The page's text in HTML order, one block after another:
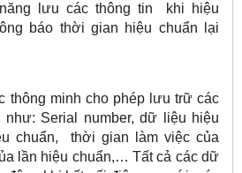
lưu các thông tin khi hiệu
báo thời gian hiệu chuẩn lại
thông minh cho phép lưu trữ các
như: Serial number, dữ liệu hiệu
chuẩn, thời gian làm việc của
lần hiệu chuẩn,… Tất cả các dữ